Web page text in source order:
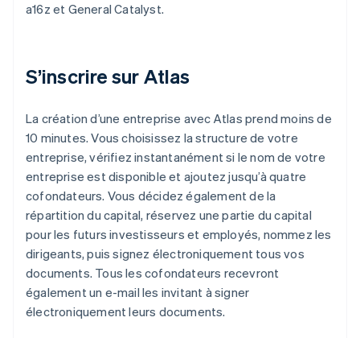
a16z et General Catalyst.
S’inscrire sur Atlas
La création d’une entreprise avec Atlas prend moins de
10 minutes. Vous choisissez la structure de votre
entreprise, vérifiez instantanément si le nom de votre
entreprise est disponible et ajoutez jusqu’à quatre
cofondateurs. Vous décidez également de la
répartition du capital, réservez une partie du capital
pour les futurs investisseurs et employés, nommez les
dirigeants, puis signez électroniquement tous vos
documents. Tous les cofondateurs recevront
également un e-mail les invitant à signer
électroniquement leurs documents.